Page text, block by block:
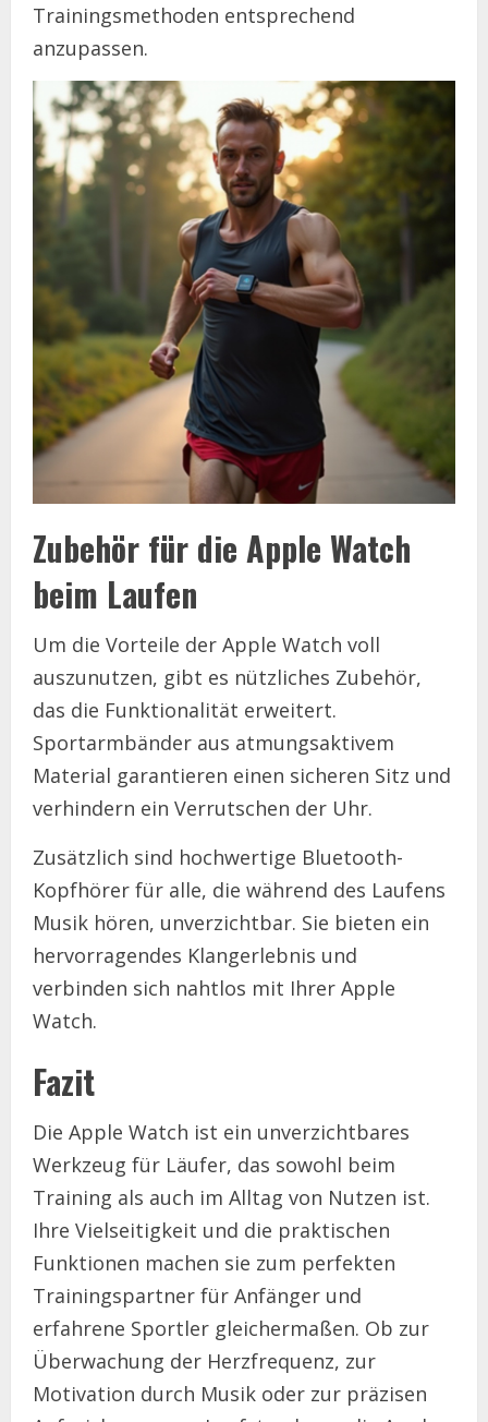
Trainingsmethoden entsprechend
anzupassen.
Zubehör für die Apple Watch
beim Laufen
Um die Vorteile der Apple Watch voll
auszunutzen, gibt es nützliches Zubehör,
das die Funktionalität erweitert.
Sportarmbänder aus atmungsaktivem
Material garantieren einen sicheren Sitz und
verhindern ein Verrutschen der Uhr.
Zusätzlich sind hochwertige Bluetooth-
Kopfhörer für alle, die während des Laufens
Musik hören, unverzichtbar. Sie bieten ein
hervorragendes Klangerlebnis und
verbinden sich nahtlos mit Ihrer Apple
Watch.
Fazit
Die Apple Watch ist ein unverzichtbares
Werkzeug für Läufer, das sowohl beim
Training als auch im Alltag von Nutzen ist.
Ihre Vielseitigkeit und die praktischen
Funktionen machen sie zum perfekten
Trainingspartner für Anfänger und
erfahrene Sportler gleichermaßen. Ob zur
Überwachung der Herzfrequenz, zur
Motivation durch Musik oder zur präzisen